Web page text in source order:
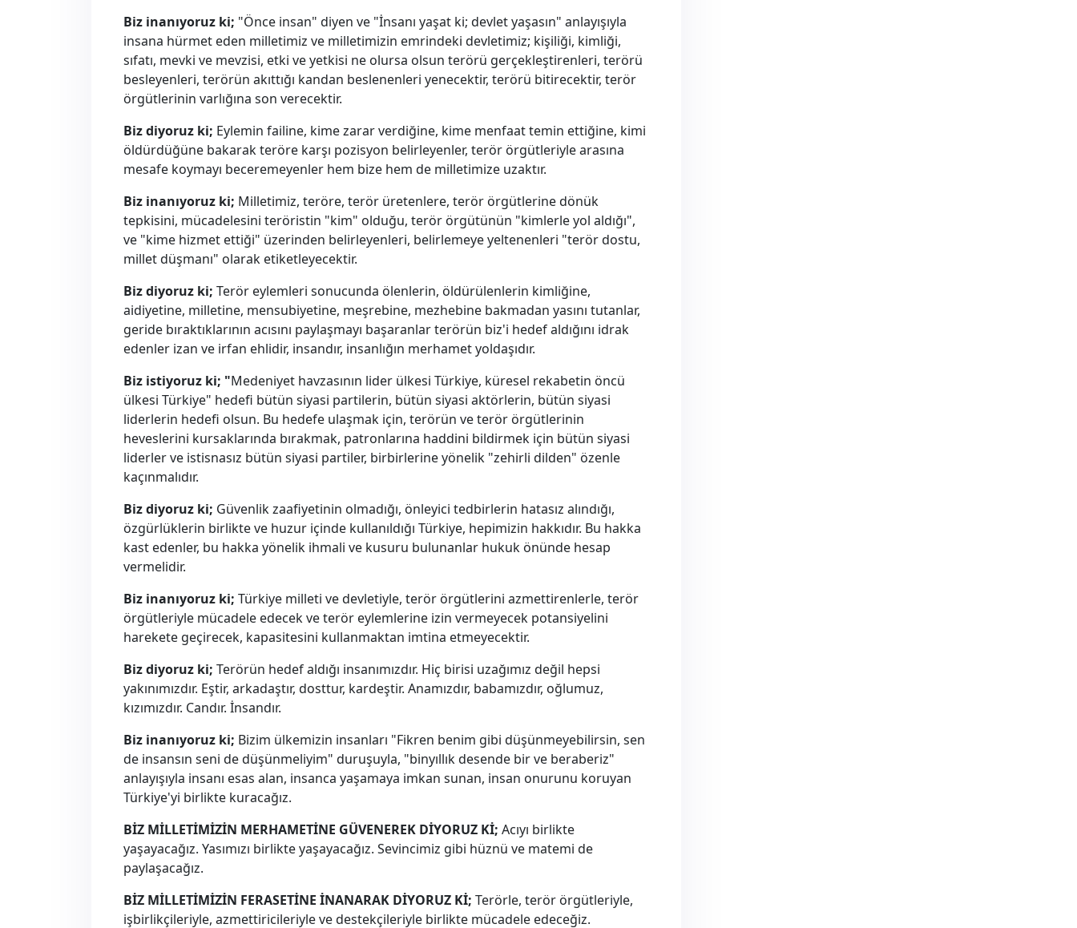
Biz inanıyoruz ki; "Önce insan" diyen ve "İnsanı yaşat ki; devlet yaşasın" anlayışıyla
insana hürmet eden milletimiz ve milletimizin emrindeki devletimiz; kişiliği, kimliği,
sıfatı, mevki ve mevzisi, etki ve yetkisi ne olursa olsun terörü gerçekleştirenleri, terörü
besleyenleri, terörün akıttığı kandan beslenenleri yenecektir, terörü bitirecektir, terör
örgütlerinin varlığına son verecektir.
Biz diyoruz ki; Eylemin failine, kime zarar verdiğine, kime menfaat temin ettiğine, kimi
öldürdüğüne bakarak teröre karşı pozisyon belirleyenler, terör örgütleriyle arasına
mesafe koymayı beceremeyenler hem bize hem de milletimize uzaktır.
Biz inanıyoruz ki; Milletimiz, teröre, terör üretenlere, terör örgütlerine dönük
tepkisini, mücadelesini teröristin "kim" olduğu, terör örgütünün "kimlerle yol aldığı",
ve "kime hizmet ettiği" üzerinden belirleyenleri, belirlemeye yeltenenleri "terör dostu,
millet düşmanı" olarak etiketleyecektir.
Biz diyoruz ki; Terör eylemleri sonucunda ölenlerin, öldürülenlerin kimliğine,
aidiyetine, milletine, mensubiyetine, meşrebine, mezhebine bakmadan yasını tutanlar,
geride bıraktıklarının acısını paylaşmayı başaranlar terörün biz'i hedef aldığını idrak
edenler izan ve irfan ehlidir, insandır, insanlığın merhamet yoldaşıdır.
Biz istiyoruz ki; "Medeniyet havzasının lider ülkesi Türkiye, küresel rekabetin öncü
ülkesi Türkiye" hedefi bütün siyasi partilerin, bütün siyasi aktörlerin, bütün siyasi
liderlerin hedefi olsun. Bu hedefe ulaşmak için, terörün ve terör örgütlerinin
heveslerini kursaklarında bırakmak, patronlarına haddini bildirmek için bütün siyasi
liderler ve istisnasız bütün siyasi partiler, birbirlerine yönelik "zehirli dilden" özenle
kaçınmalıdır.
Biz diyoruz ki; Güvenlik zaafiyetinin olmadığı, önleyici tedbirlerin hatasız alındığı,
özgürlüklerin birlikte ve huzur içinde kullanıldığı Türkiye, hepimizin hakkıdır. Bu hakka
kast edenler, bu hakka yönelik ihmali ve kusuru bulunanlar hukuk önünde hesap
vermelidir.
Biz inanıyoruz ki; Türkiye milleti ve devletiyle, terör örgütlerini azmettirenlerle, terör
örgütleriyle mücadele edecek ve terör eylemlerine izin vermeyecek potansiyelini
harekete geçirecek, kapasitesini kullanmaktan imtina etmeyecektir.
Biz diyoruz ki; Terörün hedef aldığı insanımızdır. Hiç birisi uzağımız değil hepsi
yakınımızdır. Eştir, arkadaştır, dosttur, kardeştir. Anamızdır, babamızdır, oğlumuz,
kızımızdır. Candır. İnsandır.
Biz inanıyoruz ki; Bizim ülkemizin insanları "Fikren benim gibi düşünmeyebilirsin, sen
de insansın seni de düşünmeliyim" duruşuyla, "binyıllık desende bir ve beraberiz"
anlayışıyla insanı esas alan, insanca yaşamaya imkan sunan, insan onurunu koruyan
Türkiye'yi birlikte kuracağız.
BİZ MİLLETİMİZİN MERHAMETİNE GÜVENEREK DİYORUZ Kİ; Acıyı birlikte
yaşayacağız. Yasımızı birlikte yaşayacağız. Sevincimiz gibi hüznü ve matemi de
paylaşacağız.
BİZ MİLLETİMİZİN FERASETİNE İNANARAK DİYORUZ Kİ; Terörle, terör örgütleriyle,
işbirlikçileriyle, azmettiricileriyle ve destekçileriyle birlikte mücadele edeceğiz.